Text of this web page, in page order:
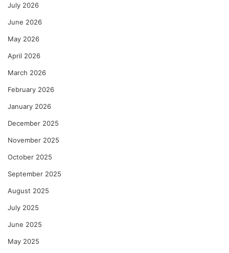
July 2026
June 2026
May 2026
April 2026
March 2026
February 2026
January 2026
December 2025
November 2025
October 2025
September 2025
August 2025
July 2025
June 2025
May 2025